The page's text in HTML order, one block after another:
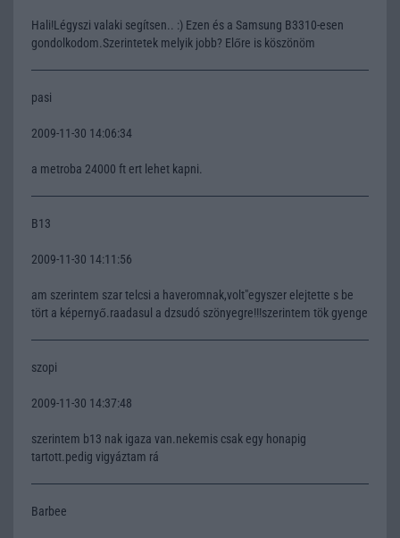
Hali!Légyszi valaki segítsen.. :) Ezen és a Samsung B3310-esen
gondolkodom.Szerintetek melyik jobb? Előre is köszönöm
pasi
2009-11-30 14:06:34
a metroba 24000 ft ert lehet kapni.
B13
2009-11-30 14:11:56
am szerintem szar telcsi a haveromnak,volt"egyszer elejtette s be
tört a képernyő.raadasul a dzsudó szönyegre!!!szerintem tök gyenge
szopi
2009-11-30 14:37:48
szerintem b13 nak igaza van.nekemis csak egy honapig
tartott.pedig vigyáztam rá
Barbee